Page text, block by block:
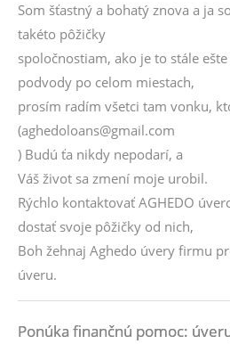
Som šťastný a bohatý znova a ja
takéto pôžičky
spoločnostiam, ako je to stále
podvody po celom miestach,
prosím radím všetci tam vonku,
(aghedoloans@gmail.com
) Budú ťa nikdy nepodarí, a
Váš život sa zmení moje urobil.
Rýchlo kontaktovať AGHEDO
dostať svoje pôžičky od nich,
Boh žehnaj Aghedo úvery firmu
úveru.
Ponúka finančnú pomoc: